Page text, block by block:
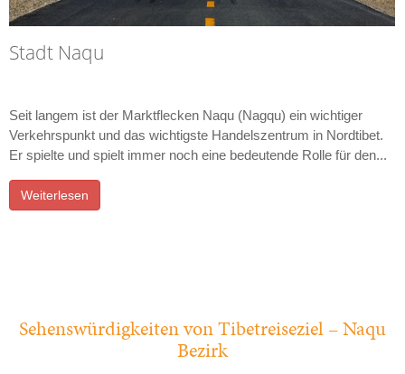
Stadt Naqu
Seit langem ist der Marktflecken Naqu (Nagqu) ein wichtiger
Verkehrspunkt und das wichtigste Handelszentrum in Nordtibet.
Er spielte und spielt immer noch eine bedeutende Rolle für den...
Weiterlesen
Sehenswürdigkeiten von Tibetreiseziel – Naqu
Bezirk